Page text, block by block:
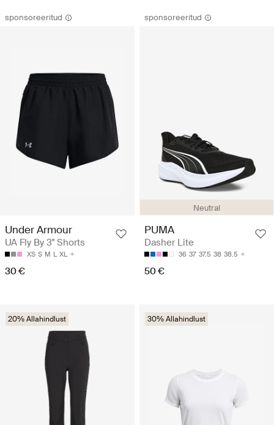
sponsoreeritud
Under Armour
UA Fly By 3'' Shorts
XS S M L XL
30 €
sponsoreeritud
Neutral
PUMA
Dasher Lite
36 37 37.5 38 38.5
50 €
20% Allahindlust 30% Allahindlust